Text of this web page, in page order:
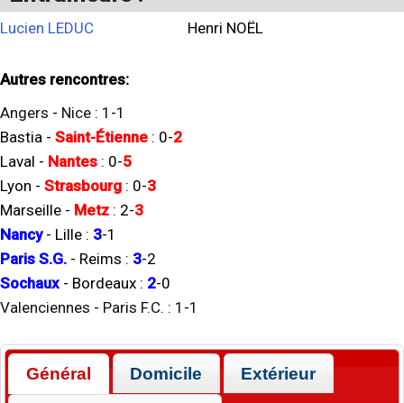
Lucien LEDUC Henri NOËL
Autres rencontres:
Angers - Nice : 1 -1
Bastia - Saint-Étienne : 0-2
Laval - Nantes : 0-5
Lyon - Strasbourg : 0-3
Marseille - Metz : 2-3
Nancy- Lille : 3-1
Paris S.G. - Reims : 3-2
Sochaux - Bordeaux : 2-0
Valenciennes - Paris F.C. : 1 -1
Général Domicile Extérieur